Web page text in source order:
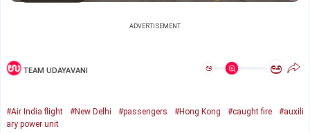
ADVERTISEMENT
TEAM UDAYAVANI ಅ ಅ
#Air India flight #New Delhi #passengers #Hong Kong #caught fire
#auxili
ary power unit